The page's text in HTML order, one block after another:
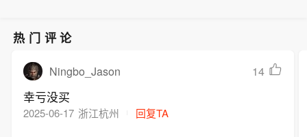
热门评论
Ningbo_Jason 14
幸亏没买
2025-06-17 浙江杭州 回复TA